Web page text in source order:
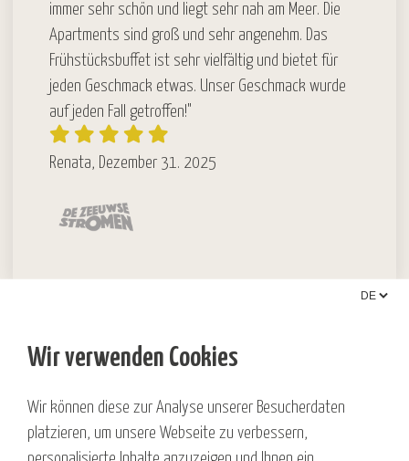
immer sehr schön und liegt sehr nah am Meer. Die
Apartments sind groß und sehr angenehm. Das
Frühstücksbuffet ist sehr vielfältig und bietet für
jeden Geschmack etwas. Unser Geschmack wurde
auf jeden Fall getroffen!"
Renata, Dezember 31. 2025
Der Aufenthalt bei euch ist
"Das erste Mal in meinem Leben eine Auster
Wir verwenden Cookies
Wir können diese zur Analyse unserer Besucherdaten
platzieren, um unsere Webseite zu verbessern,